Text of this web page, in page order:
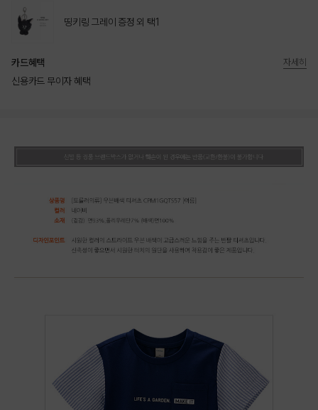
띵키링 그레이 증정 외 택1
카드혜택
신용카드 무이자 혜택
자세히